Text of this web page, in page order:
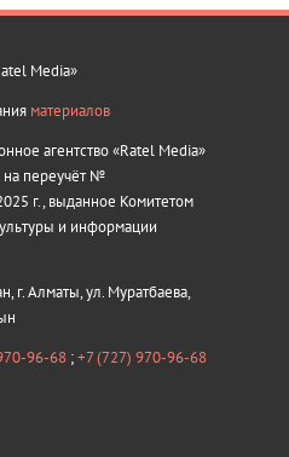
Media»
материалов
агентство «Ratel Media»
на переучёт №
г., выданное Комитетом
и информации
г. Алматы, ул. Муратбаева,
96-68 ;+7 (727) 970-96-68